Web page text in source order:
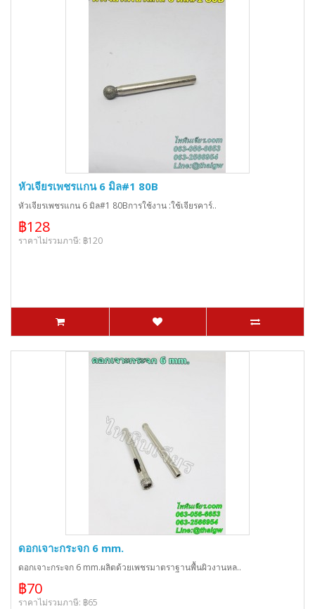
หัวเจียรเพชรแกน 6 มิล#1 80B
หัวเจียรเพชรแกน 6 มิล#1 80Bการใช้งาน :ใช้เจียรคาร์..
฿128
ราคาไม่รวมภาษี: ฿120
ดอกเจาะกระจก 6 mm.
ดอกเจาะกระจก 6 mm.ผลิตด้วยเพชรมาตราฐานพื้นผิวงานหล..
฿70
ราคาไม่รวมภาษี: ฿65